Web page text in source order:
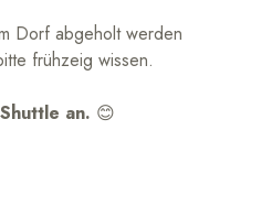
Dorf abgeholt werden
frühzeig wissen.
an. 😊